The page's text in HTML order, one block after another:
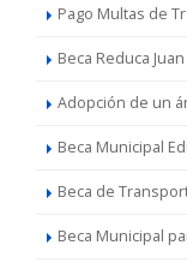
Pago Multas de
Beca Reduca
Adopción de un
Beca Municipal
Beca de
Beca Municipal